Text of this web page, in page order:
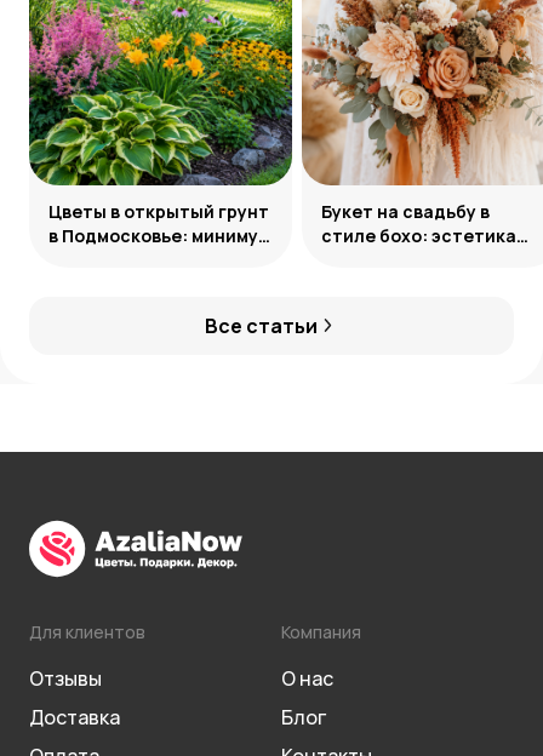
Все статьи
Цветы в открытый грунт
в Подмосковье: минимум
Букет на свадьбу в
стиле бохо: эстетика
Для клиентов
Отзывы
Доставка
Компания
О нас
Блог